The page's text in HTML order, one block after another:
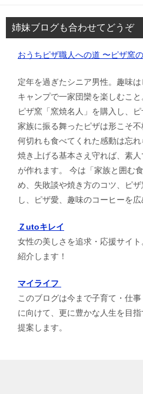
姉妹ブログも合わせてどうぞ
おうちピザ職人への道 〜ピザ窯
定年を過ぎたシニア男性。趣味
キャンプで一家団欒を楽しむこ
ピザ窯「窯焼名人」を購入し、
家族に振る舞ったピザは形こそ
何切れも食べてくれた感動は忘
焼き上げる基本さえ守れば、素
が作れます。 今は「家族と囲む
め、失敗談や焼き方のコツ、ピ
し、ピザ愛、趣味のコーヒーを広
Ｚutoキレイ
女性の美しさを追求・応援サイ
紹介します！
マイライフ
このブログは今まで子育て・仕
に向けて、更に豊かな人生を目
提案します。